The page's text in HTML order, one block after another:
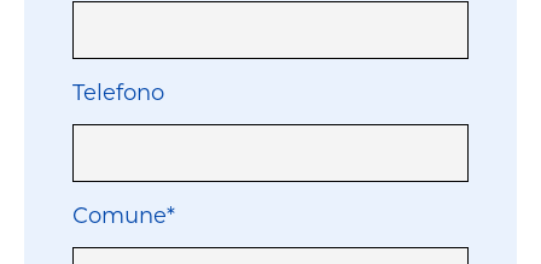
Telefono
Comune*